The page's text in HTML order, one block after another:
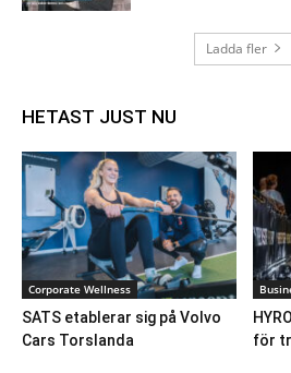
Ladda fler
HETAST JUST NU
Corporate Wellness
SATS etablerar sig på Volvo
Cars Torslanda
för